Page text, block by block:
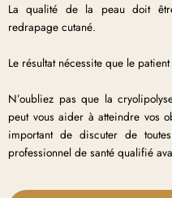
La qualité de la peau doit
redrapage cutané.
Le résultat nécessite que le
N’oubliez pas que la
peut vous aider à atteindre vos
important de discuter de
professionnel de santé qualifié